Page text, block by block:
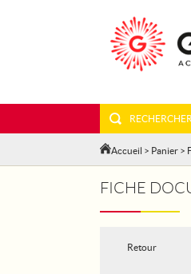
Accueil > Panier >
FICHE
Retour